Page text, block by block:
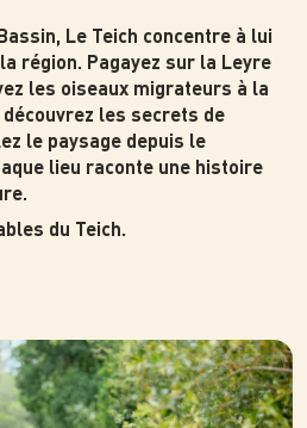
Le Teich concentre à lui
région. Pagayez sur la Leyre
les oiseaux migrateurs à la
les secrets de
le paysage depuis le
lieu raconte une histoire
du Teich.
Photo